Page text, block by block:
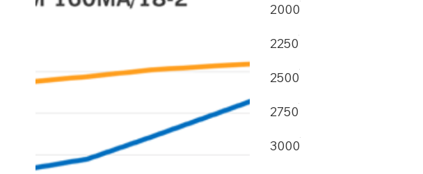
2000
2250
2500
2750
3000